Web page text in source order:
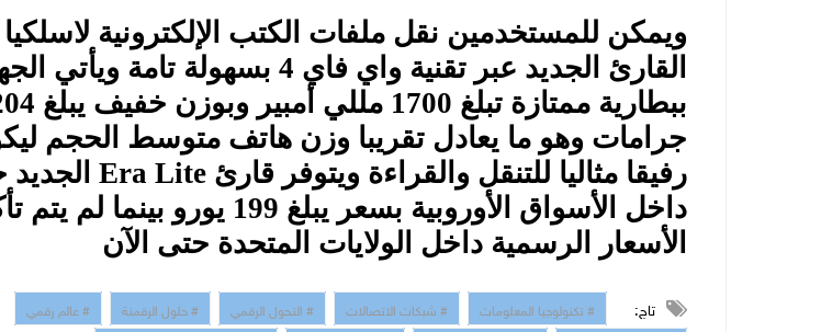
ويمكن للمستخدمين نقل ملفات الكتب الإلكترونية
القارئ الجديد عبر تقنية واي فاي 4 بسهولة تامة ويأتي
ببطارية ممتازة تبلغ 1700 مللي
جرامات وهو ما يعادل تقريبا وزن هاتف متوسط الحجم
رفيقا مثاليا للتنقل والقراءة ويتوفر قارئ Era Lite الجديد
داخل الأسواق الأوروبية بسعر يبلغ 199 يورو بينما لم
الأسعار الرسمية داخل الولايات المتحدة حتى الآن
تاج: # تكنولوجيا المعلومات # شبكات الاتصالات # التحول الرقمي # حلول الرقمنة
# عالم رقمي